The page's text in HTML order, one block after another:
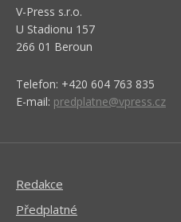
V-Press s.r.o.
U Stadionu 157
266 01 Beroun
Telefon: +420 604 763 835
E-mail: predplatne@vpress.cz
Redakce
Předplatné